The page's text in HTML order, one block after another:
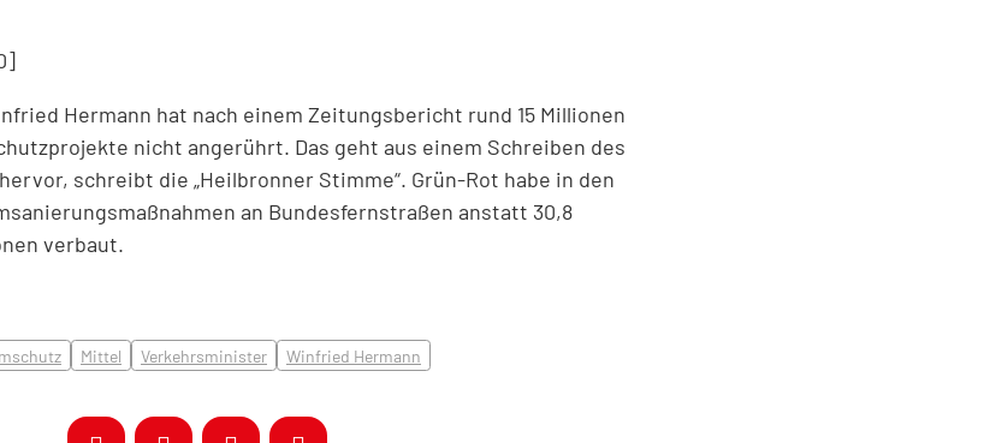
Hermann hat nach einem Zeitungsbericht rund 15 Millionen
nicht angerührt. Das geht aus einem Schreiben des
schreibt die „Heilbronner Stimme“. Grün-Rot habe in den
an Bundesfernstraßen anstatt 30,8
verbaut.
Mittel Verkehrsminister Winfried Hermann